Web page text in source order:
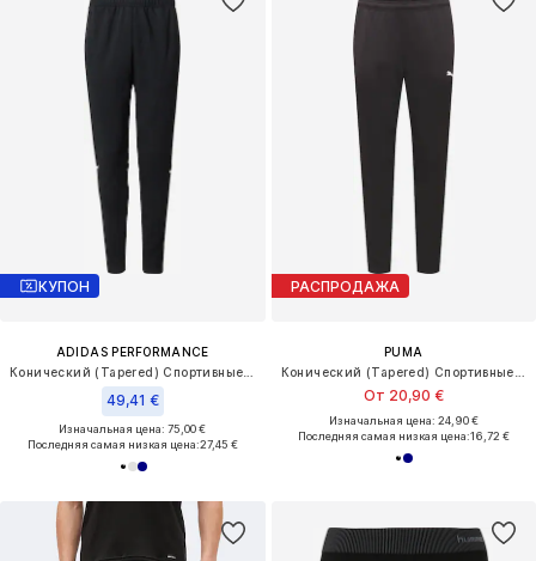
КУПОН
ADIDAS PERFORMANCE
49,41 €
Изначальная цена: 75,00 €
Последняя самая низкая цена:27,45 €
РАСПРОДАЖА
PUMA
От 20,90 €
Изначальная цена: 24,90 €
Последняя самая низкая цена:16,72 €